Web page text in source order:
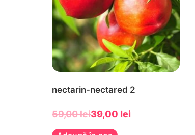
nectarin-nectared 2
59,00lei39,00 lei